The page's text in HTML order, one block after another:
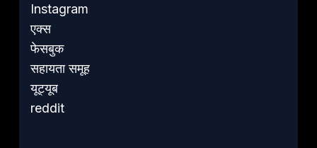
Instagram
एक्स
फेसबुक
सहायता समूह
यूट्यूब
reddit